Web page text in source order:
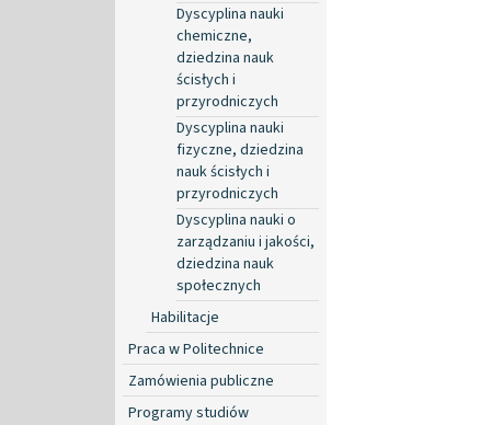
Dyscyplina nauki
chemiczne,
dziedzina nauk
ścisłych i
przyrodniczych
Dyscyplina nauki
fizyczne, dziedzina
nauk ścisłych i
przyrodniczych
Dyscyplina nauki o
zarządzaniu i jakości,
dziedzina nauk
społecznych
Habilitacje
Praca w Politechnice
Zamówienia publiczne
Programy studiów